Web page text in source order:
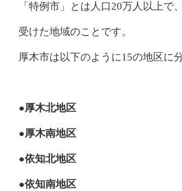
「特例市」とは人口20万人以上で
受けた地域のことです。
厚木市は以下のように15の地区に
●厚木北地区
●厚木南地区
●依知北地区
●依知南地区